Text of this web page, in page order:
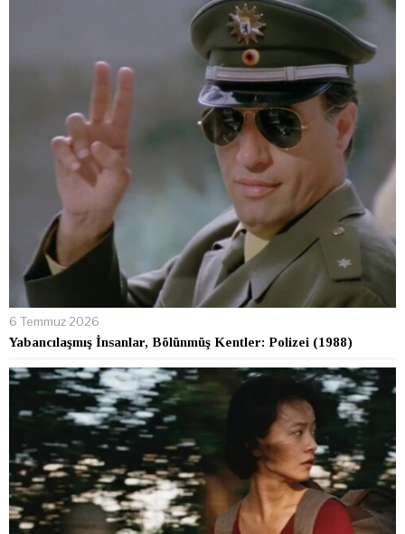
6 Temmuz 2026
Yabancılaşmış İnsanlar, Bölünmüş Kentler: Polizei (1988)